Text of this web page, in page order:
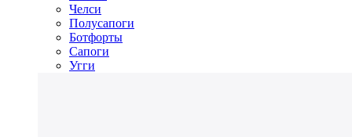
Челси
Полусапоги
Ботфорты
Сапоги
Угги